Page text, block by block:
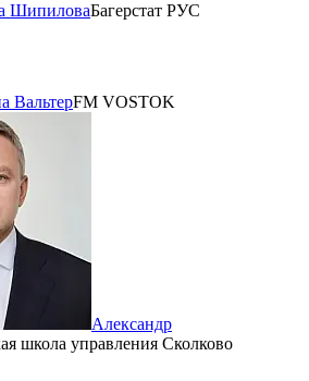
ШипиловаБагерстат РУС
ВальтерFM VOSTOK
Александр
школа управления Сколково